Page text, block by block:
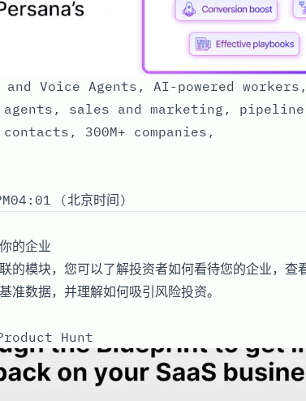
and Voice Agents, AI-powered
sales and marketing,
300M+ companies,
(北京时间)
的企业
的模块，您可以了解投资者如何看待您的企业，查
数据，并理解如何吸引风险投资。
Hunt